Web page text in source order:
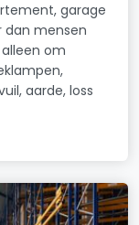
garage
mensen
om
aarde, loss